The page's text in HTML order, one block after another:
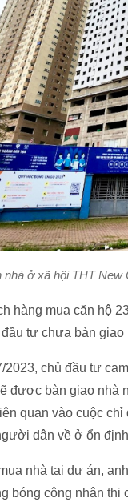
nhà ở xã hội THT
hàng mua căn hộ
tư chưa bàn
2023, chủ đầu tư
được bàn giao nhà
quan vào cuộc
dân về ở ổn
nhà tại dự án,
bóng công nhân